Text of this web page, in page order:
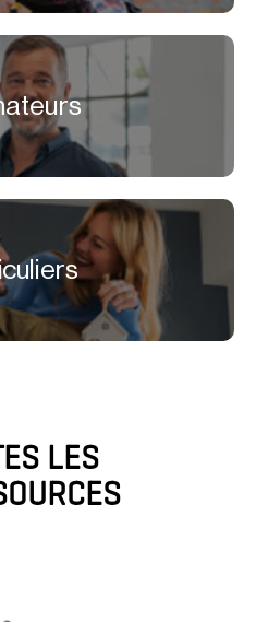
LES